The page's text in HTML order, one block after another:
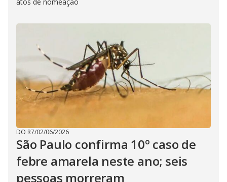
DO R7/02/06/2026
São Paulo confirma 10º caso de
febre amarela neste ano; seis
pessoas morreram